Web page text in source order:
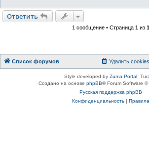
и
е
Ответить
1 сообщение • Страница 1из 1
Список форумов Удалить cookies
Style developed by Zuma Portal ,
Создано на основе phpBB® Forum Software ©
Русская поддержка phpBB
Конфиденциальность| Правила